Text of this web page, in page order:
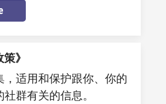
》
，适用和保护跟你、你的
群有关的信息。